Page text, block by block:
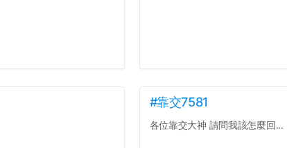
#靠交7581
各位靠交大神 請問我該怎麼回...